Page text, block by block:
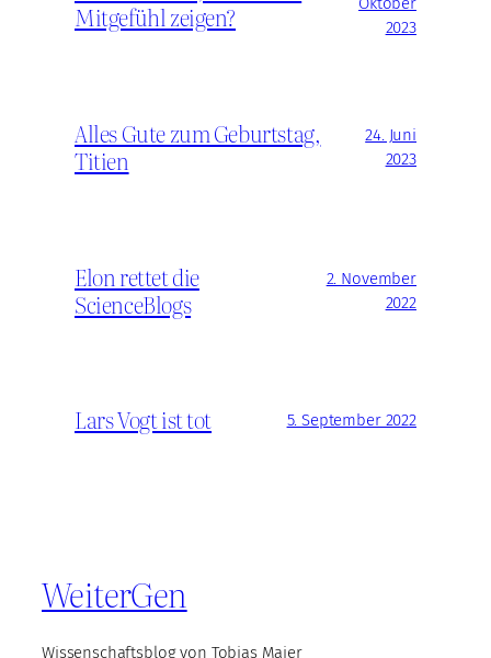
Mitgefühl zeigen?
2023
Alles Gute zum Geburtstag,
Titien
24. Juni
2023
Elon rettet die
ScienceBlogs
2. November
2022
Lars Vogt ist tot 5. September 2022
WeiterGen
Wissenschaftsblog von Tobias Maier